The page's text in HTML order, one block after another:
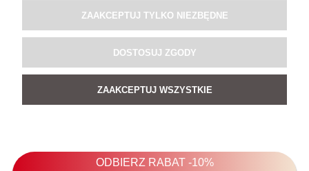
ZAAKCEPTUJ TYLKO NIEZBĘDNE
DOSTOSUJ ZGODY
ZAAKCEPTUJ WSZYSTKIE